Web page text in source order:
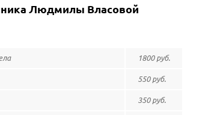
Людмилы Власовой
1800 руб.
550 руб.
350 руб.